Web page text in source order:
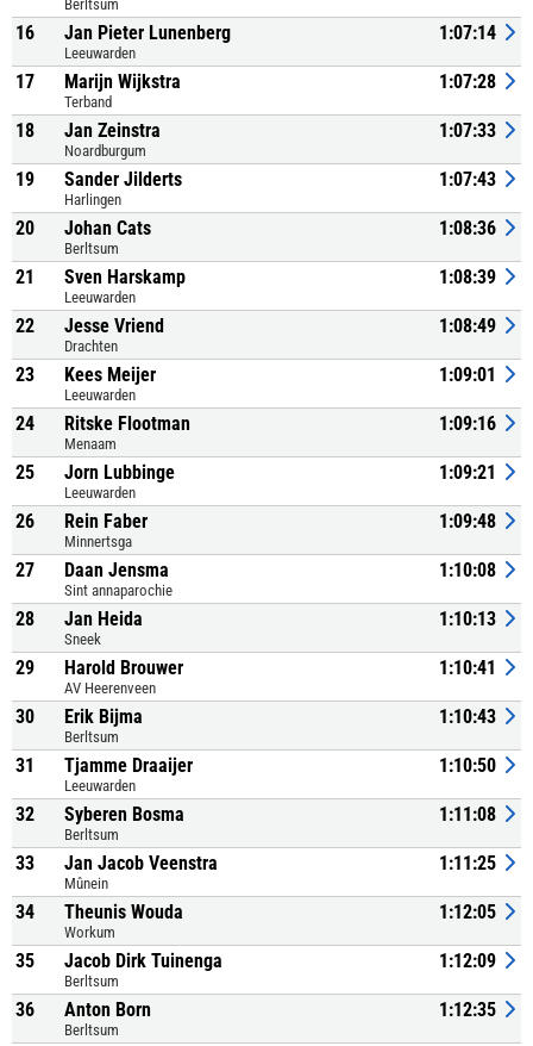
Berltsum
16 Jan Pieter Lunenberg
Leeuwarden
1:07:14
17 Marijn Wijkstra
Terband
1:07:28
18 Jan Zeinstra
Noardburgum
1:07:33
19 Sander Jilderts
Harlingen
1:07:43
20 Johan Cats
Berltsum
1:08:36
21 Sven Harskamp
Leeuwarden
1:08:39
22 Jesse Vriend
Drachten
1:08:49
23 Kees Meijer
Leeuwarden
1:09:01
24 Ritske Flootman
Menaam
1:09:16
25 Jorn Lubbinge
Leeuwarden
1:09:21
26 Rein Faber
Minnertsga
1:09:48
27 Daan Jensma
Sint annaparochie
1:10:08
28 Jan Heida
Sneek
1:10:13
29 Harold Brouwer
AV Heerenveen
1:10:41
30 Erik Bijma
Berltsum
1:10:43
31 Tjamme Draaijer
Leeuwarden
1:10:50
32 Syberen Bosma
Berltsum
1:11:08
33 Jan Jacob Veenstra
Mûnein
1:11:25
34 Theunis Wouda
Workum
1:12:05
35 Jacob Dirk Tuinenga
Berltsum
1:12:09
36 Anton Born
Berltsum
1:12:35